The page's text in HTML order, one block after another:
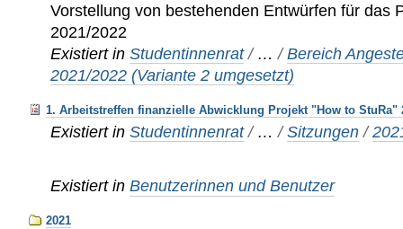
Vorstellung von bestehenden Entwürfen für das
2021/2022
Existiert in Studentinnenrat / …/Bereich
2021/2022 (Variante 2 umgesetzt)
1. Arbeitstreffen finanzielle Abwicklung Projekt "How to StuRa"
Existiert in Studentinnenrat / …/Sitzungen /
Existiert in Benutzerinnen und Benutzer
2021